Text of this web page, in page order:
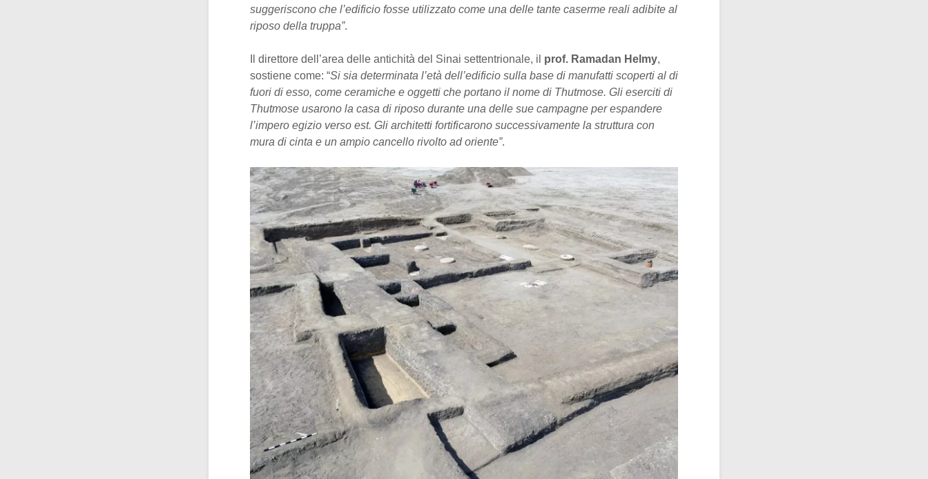
suggeriscono che l’edificio fosse utilizzato come una delle tante caserme reali adibite al
riposo della truppa”.
Il direttore dell’area delle antichità del Sinai settentrionale, il prof. Ramadan Helmy,
sostiene come: “Si sia determinata l’età dell’edificio sulla base di manufatti scoperti al di
fuori di esso, come ceramiche e oggetti che portano il nome di Thutmose. Gli eserciti di
Thutmose usarono la casa di riposo durante una delle sue campagne per espandere
l’impero egizio verso est. Gli architetti fortificarono successivamente la struttura con
mura di cinta e un ampio cancello rivolto ad oriente”.